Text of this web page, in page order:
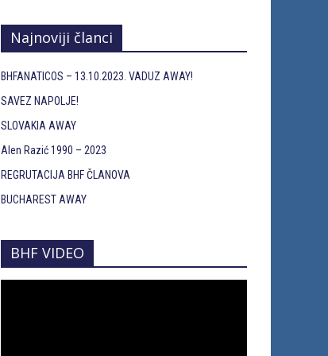
Najnoviji članci
BHFANATICOS – 13.10.2023. VADUZ AWAY!
SAVEZ NAPOLJE!
SLOVAKIA AWAY
Alen Razić 1990 – 2023
REGRUTACIJA BHF ČLANOVA
BUCHAREST AWAY
BHF VIDEO